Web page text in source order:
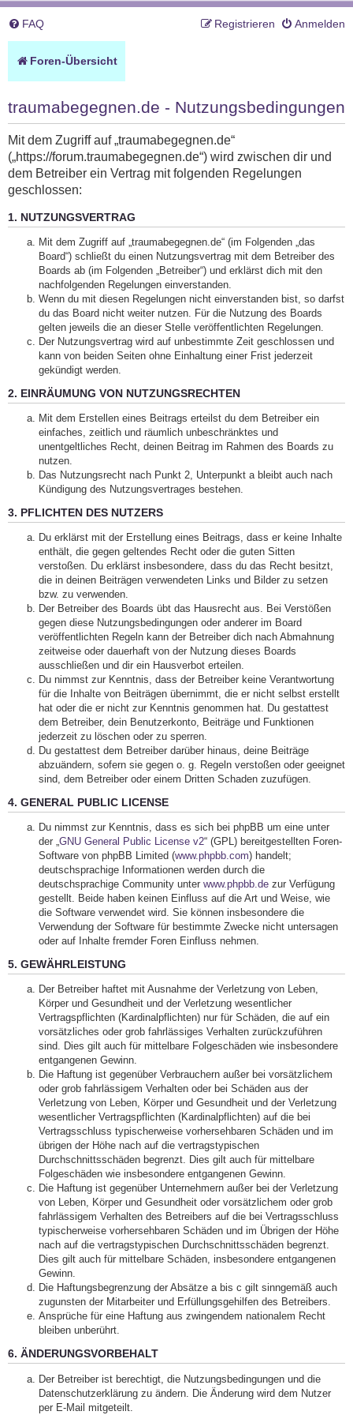
FAQ Anmelden
Registrieren
Foren-Übersicht
traumabegegnen.de - Nutzungsbedingungen
Mit dem Zugriff auf „traumabegegnen.de“
(„https://forum.traumabegegnen.de“) wird zwischen dir und
dem Betreiber ein Vertrag mit folgenden Regelungen
geschlossen:
1. NUTZUNGSVERTRAG
Mit dem Zugriff auf „traumabegegnen.de“ (im Folgenden „das
Board“) schließt du einen Nutzungsvertrag mit dem Betreiber des
Boards ab (im Folgenden „Betreiber“) und erklärst dich mit den
nachfolgenden Regelungen einverstanden.
Wenn du mit diesen Regelungen nicht einverstanden bist, so darfst
du das Board nicht weiter nutzen. Für die Nutzung des Boards
gelten jeweils die an dieser Stelle veröffentlichten Regelungen.
Der Nutzungsvertrag wird auf unbestimmte Zeit geschlossen und
kann von beiden Seiten ohne Einhaltung einer Frist jederzeit
gekündigt werden.
2. EINRÄUMUNG VON NUTZUNGSRECHTEN
Mit dem Erstellen eines Beitrags erteilst du dem Betreiber ein
einfaches, zeitlich und räumlich unbeschränktes und
unentgeltliches Recht, deinen Beitrag im Rahmen des Boards zu
nutzen.
Das Nutzungsrecht nach Punkt 2, Unterpunkt a bleibt auch nach
Kündigung des Nutzungsvertrages bestehen.
3. PFLICHTEN DES NUTZERS
Du erklärst mit der Erstellung eines Beitrags, dass er keine Inhalte
enthält, die gegen geltendes Recht oder die guten Sitten
verstoßen. Du erklärst insbesondere, dass du das Recht besitzt,
die in deinen Beiträgen verwendeten Links und Bilder zu setzen
bzw. zu verwenden.
Der Betreiber des Boards übt das Hausrecht aus. Bei Verstößen
gegen diese Nutzungsbedingungen oder anderer im Board
veröffentlichten Regeln kann der Betreiber dich nach Abmahnung
zeitweise oder dauerhaft von der Nutzung dieses Boards
ausschließen und dir ein Hausverbot erteilen.
Du nimmst zur Kenntnis, dass der Betreiber keine Verantwortung
für die Inhalte von Beiträgen übernimmt, die er nicht selbst erstellt
hat oder die er nicht zur Kenntnis genommen hat. Du gestattest
dem Betreiber, dein Benutzerkonto, Beiträge und Funktionen
jederzeit zu löschen oder zu sperren.
Du gestattest dem Betreiber darüber hinaus, deine Beiträge
abzuändern, sofern sie gegen o. g. Regeln verstoßen oder geeignet
sind, dem Betreiber oder einem Dritten Schaden zuzufügen.
4. GENERAL PUBLIC LICENSE
Du nimmst zur Kenntnis, dass es sich bei phpBB um eine unter
der „GNU General Public License v2“ (GPL) bereitgestellten Foren-
Software von phpBB Limited (www.phpbb.com) handelt;
deutschsprachige Informationen werden durch die
deutschsprachige Community unter www.phpbb.de zur Verfügung
gestellt. Beide haben keinen Einfluss auf die Art und Weise, wie
die Software verwendet wird. Sie können insbesondere die
Verwendung der Software für bestimmte Zwecke nicht untersagen
oder auf Inhalte fremder Foren Einfluss nehmen.
5. GEWÄHRLEISTUNG
Der Betreiber haftet mit Ausnahme der Verletzung von Leben,
Körper und Gesundheit und der Verletzung wesentlicher
Vertragspflichten (Kardinalpflichten) nur für Schäden, die auf ein
vorsätzliches oder grob fahrlässiges Verhalten zurückzuführen
sind. Dies gilt auch für mittelbare Folgeschäden wie insbesondere
entgangenen Gewinn.
Die Haftung ist gegenüber Verbrauchern außer bei vorsätzlichem
oder grob fahrlässigem Verhalten oder bei Schäden aus der
Verletzung von Leben, Körper und Gesundheit und der Verletzung
wesentlicher Vertragspflichten (Kardinalpflichten) auf die bei
Vertragsschluss typischerweise vorhersehbaren Schäden und im
übrigen der Höhe nach auf die vertragstypischen
Durchschnittsschäden begrenzt. Dies gilt auch für mittelbare
Folgeschäden wie insbesondere entgangenen Gewinn.
Die Haftung ist gegenüber Unternehmern außer bei der Verletzung
von Leben, Körper und Gesundheit oder vorsätzlichem oder grob
fahrlässigem Verhalten des Betreibers auf die bei Vertragsschluss
typischerweise vorhersehbaren Schäden und im Übrigen der Höhe
nach auf die vertragstypischen Durchschnittsschäden begrenzt.
Dies gilt auch für mittelbare Schäden, insbesondere entgangenen
Gewinn.
Die Haftungsbegrenzung der Absätze a bis c gilt sinngemäß auch
zugunsten der Mitarbeiter und Erfüllungsgehilfen des Betreibers.
Ansprüche für eine Haftung aus zwingendem nationalem Recht
bleiben unberührt.
6. ÄNDERUNGSVORBEHALT
Der Betreiber ist berechtigt, die Nutzungsbedingungen und die
Datenschutzerklärung zu ändern. Die Änderung wird dem Nutzer
per E-Mail mitgeteilt.